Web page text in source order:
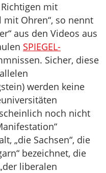
mit
mit Ohren“, so nennt
aus den Videos aus
SPIEGEL-
Sicher, diese
werden keine
noch nicht
„die Sachsen“, die
bezeichnet, die
liberalen